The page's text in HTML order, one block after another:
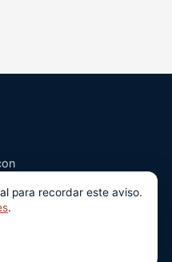
para recordar este aviso.
.